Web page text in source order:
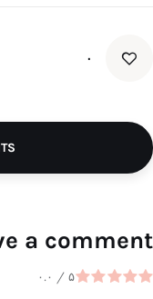
۰
a comment
۰.۰ / ۵